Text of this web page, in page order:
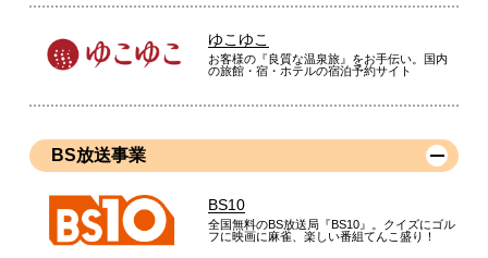
ゆこゆこ
お客様の『良質な温泉旅』をお手伝い。国内
の旅館・宿・ホテルの宿泊予約サイト
BS放送事業
BS10
全国無料のBS放送局『BS10』。クイズにゴル
フに映画に麻雀、楽しい番組てんこ盛り！